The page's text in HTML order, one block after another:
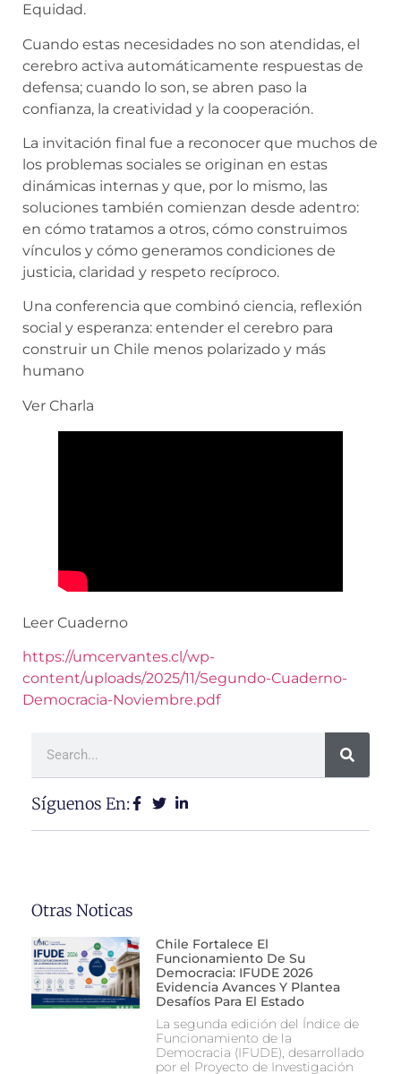
Equidad.
Cuando estas necesidades no son atendidas, el
cerebro activa automáticamente respuestas de
defensa; cuando lo son, se abren paso la
confianza, la creatividad y la cooperación.
La invitación final fue a reconocer que muchos de
los problemas sociales se originan en estas
dinámicas internas y que, por lo mismo, las
soluciones también comienzan desde adentro:
en cómo tratamos a otros, cómo construimos
vínculos y cómo generamos condiciones de
justicia, claridad y respeto recíproco.
Una conferencia que combinó ciencia, reflexión
social y esperanza: entender el cerebro para
construir un Chile menos polarizado y más
humano
Ver Charla
Leer Cuaderno
https://umcervantes.cl/wp-
content/uploads/2025/11/Segundo-Cuaderno-
Democracia-Noviembre.pdf
Síguenos En:
Otras Noticas
Chile Fortalece El
Funcionamiento De Su
Democracia: IFUDE 2026
Evidencia Avances Y Plantea
Desafíos Para El Estado
La segunda edición del Índice de
Funcionamiento de la
Democracia (IFUDE), desarrollado
por el Proyecto de Investigación